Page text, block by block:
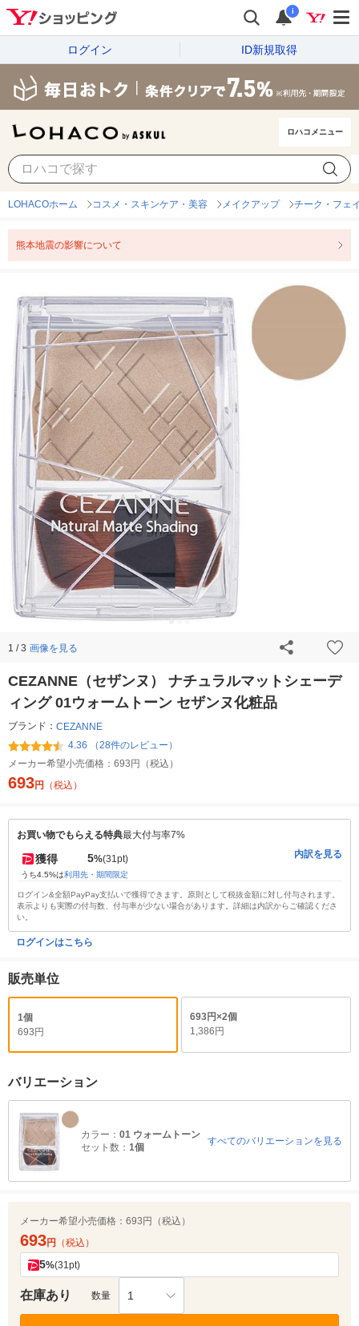
i
ログイン ID新規取得
ロハコメニュー
LOHACOホーム コスメ・スキンケア・美容 メイクアップ チーク・フェ
熊本地震の影響について
1 / 3 画像を見る
CEZANNE（セザンヌ） ナチュラルマットシェーデ
ィング 01ウォームトーン セザンヌ化粧品
ブランド： CEZANNE
4.36 （28件のレビュー）
メーカー希望小売価格： 693円（税込）
693円 （税込）
お買い物でもらえる特典最大付与率7%
獲得 5%(31pt)
うち4.5%は利用先・期間限定
内訳を見る
ログイン&全額PayPay支払いで獲得できます。原則として税抜金額に対し付与されます。
表示よりも実際の付与数、付与率が少ない場合があります。詳細は内訳からご確認くださ
い。
ログインはこちら
販売単位
1個
693円
693円×2個
1,386円
バリエーション
カラー： 01 ウォームトーン
セット数： 1個
すべてのバリエーションを見る
メーカー希望小売価格： 693円（税込）
693円 （税込）
5%(31pt)
在庫あり 数量 1